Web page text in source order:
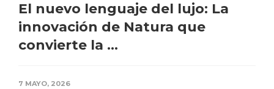
El nuevo lenguaje del lujo: La
innovación de Natura que
convierte la ...
7 MAYO, 2026